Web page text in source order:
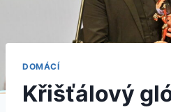
DOMÁCÍ
Křišťálový